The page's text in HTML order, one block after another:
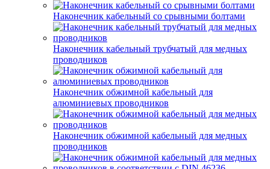
Наконечник кабельный со срывными болтами
Наконечник кабельный трубчатый для медных
проводников
Наконечник обжимной кабельный для
алюминиевых проводников
Наконечник обжимной кабельный для медных
проводников